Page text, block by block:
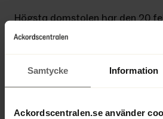
Samtycke Information
Ackordscentralen.se använder
Högsta domstolen har den 20
mål T 8042-21 lämnat
aktiebolagslagen.
Ur Ackordscentralen Nyheter